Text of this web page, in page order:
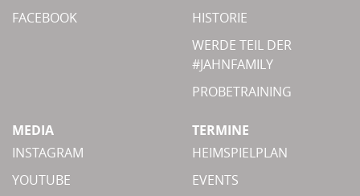
FACEBOOK
HISTORIE
WERDE TEIL DER
#JAHNFAMILY
PROBETRAINING
MEDIA
INSTAGRAM
YOUTUBE
TERMINE
HEIMSPIELPLAN
EVENTS